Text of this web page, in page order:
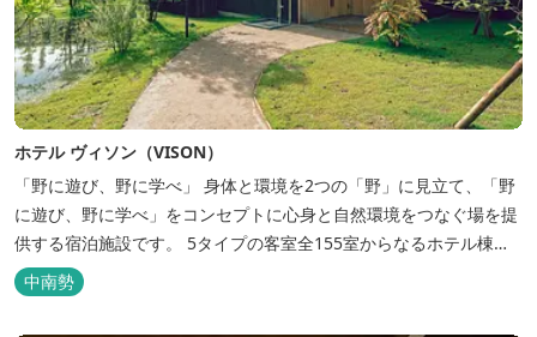
ホテル ヴィソン（VISON）
「野に遊び、野に学べ」 身体と環境を2つの「野」に見立て、「野
に遊び、野に学べ」をコンセプトに心身と自然環境をつなぐ場を提
供する宿泊施設です。 5タイプの客室全155室からなるホテル棟
と、プライベートな滞在が楽しめる一棟独立型のヴィラ6棟がござ
います。
中南勢